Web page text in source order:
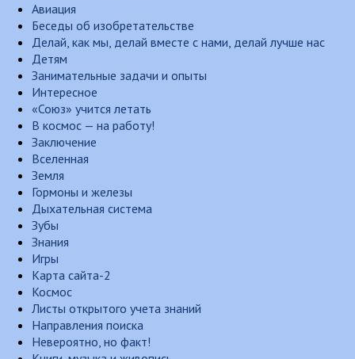
Авиация
Беседы об изобретательстве
Делай, как мы, делай вместе с нами, делай лучше нас
Детям
Занимательные задачи и опыты
Интересное
«Союз» учится летать
В космос — на работу!
Заключение
Вселенная
Земля
Гормоны и железы
Дыхательная система
Зубы
Знания
Игры
Карта сайта-2
Космос
Листы открытого учета знаний
Направления поиска
Невероятно, но факт!